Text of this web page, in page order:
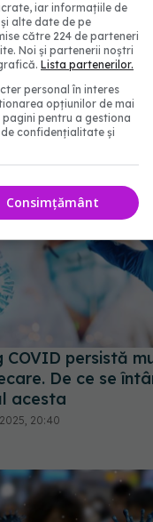
avertizează:
și LB.1, variante
răspândesc. "Au
spike. Ignoră
de la vaccin
anterioară
COVID persistă
De ce se
acesta
20:40
iar informațiile de
alte date de pe
către 224 de parteneri
Noi și partenerii noștri
Lista partenerilor.
personal în interes
opțiunilor de mai
pentru a gestiona
confidențialitate și
Consimțământ